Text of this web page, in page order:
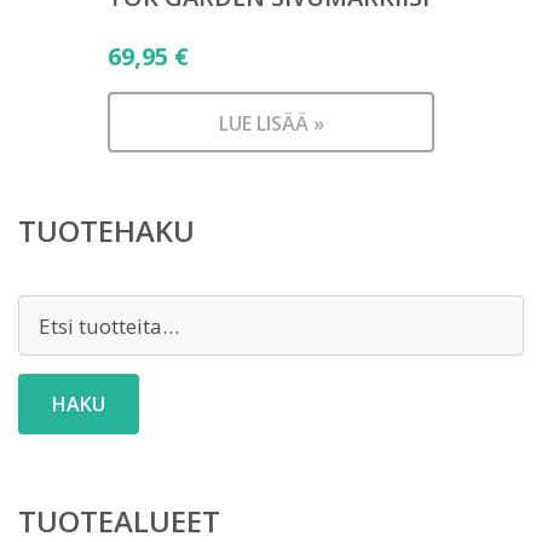
69,95 €
LUE LISÄÄ »
TUOTEHAKU
HAKU
TUOTEALUEET